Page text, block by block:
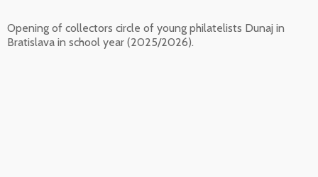
Opening of collectors circle of young philatelists Dunaj in
Bratislava in school year (2025/2026).